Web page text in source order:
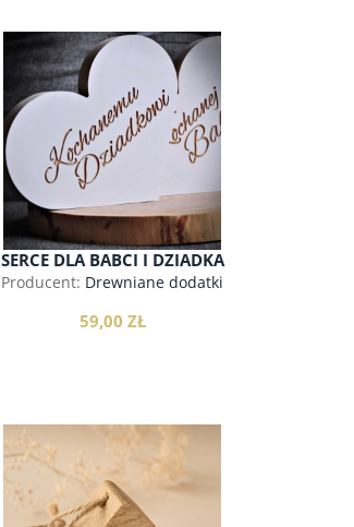
do koszyka
SERCE DLA BABCI I DZIADKA
Producent: Drewniane dodatki
59,00 ZŁ
do koszyka